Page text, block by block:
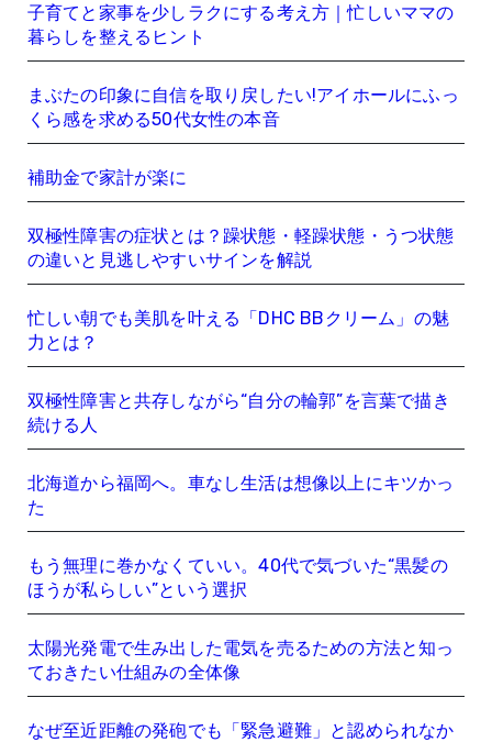
子育てと家事を少しラクにする考え方｜忙しいママの
暮らしを整えるヒント
まぶたの印象に自信を取り戻したい!アイホールにふっ
くら感を求める50代女性の本音
補助金で家計が楽に
双極性障害の症状とは？躁状態・軽躁状態・うつ状態
の違いと見逃しやすいサインを解説
忙しい朝でも美肌を叶える「DHC BBクリーム」の魅
力とは？
双極性障害と共存しながら“自分の輪郭”を言葉で描き
続ける人
北海道から福岡へ。車なし生活は想像以上にキツかっ
た
もう無理に巻かなくていい。40代で気づいた“黒髪の
ほうが私らしい”という選択
太陽光発電で生み出した電気を売るための方法と知っ
ておきたい仕組みの全体像
なぜ至近距離の発砲でも「緊急避難」と認められなか